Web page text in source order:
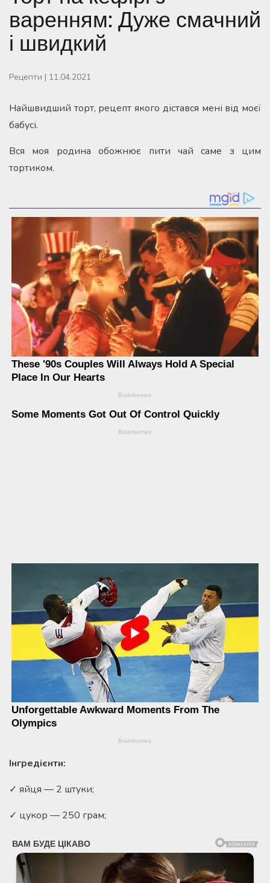
варенням: Дуже смачний
і швидкий
Рецепти | 11.04.2021
Найшвидший торт, рецепт якого дістався мені від моєї
бабусі.
Вся моя родина обожнює пити чай саме з цим
тортиком.
Інгредієнти:
✓ яйця — 2 штуки;
✓ цукор — 250 грам;